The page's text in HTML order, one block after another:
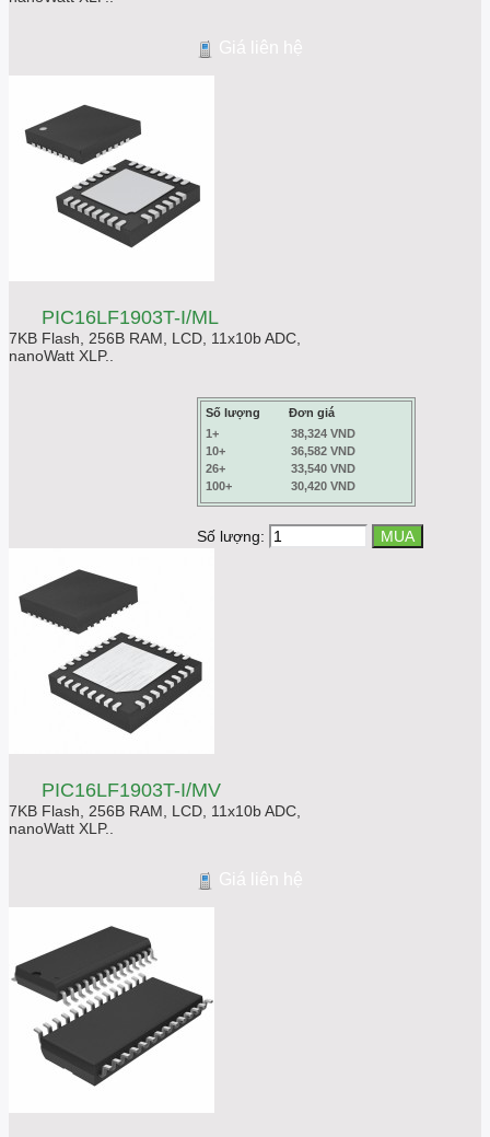
Giá liên hệ
PIC16LF1903T-I/ML
7KB Flash, 256B RAM, LCD, 11x10b ADC,
nanoWatt XLP..
Số lượng
Đơn giá
1+
38,324 VND
10+
36,582 VND
26+
33,540 VND
100+
30,420 VND
Số lượng:
PIC16LF1903T-I/MV
7KB Flash, 256B RAM, LCD, 11x10b ADC,
nanoWatt XLP..
Giá liên hệ